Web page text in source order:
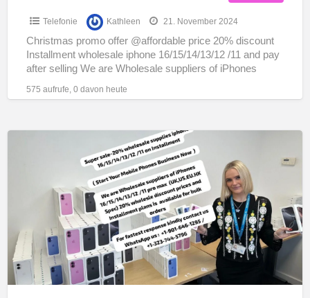
and
selling
Telefonie Kathleen 21. November 2024
Christmas promo offer @affordable price 20% discount
Installment wholesale iphone 16/15/14/13/12 /11 and pay
after selling We are Wholesale suppliers of iPhones
575 aufrufe, 0 davon heute
16/
15
/14/
13